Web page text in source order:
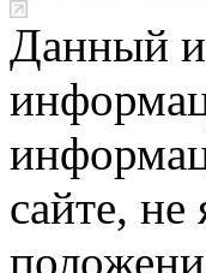
Данный
сайте,